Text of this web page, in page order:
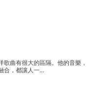
曲有很大的區隔。他的音樂，
合，都讓人一...